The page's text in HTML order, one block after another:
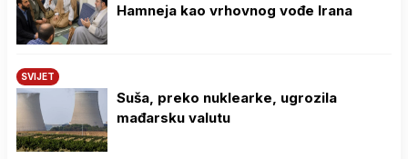
Hamneja kao vrhovnog vođe Irana
SVIJET
Suša, preko nuklearke, ugrozila
mađarsku valutu